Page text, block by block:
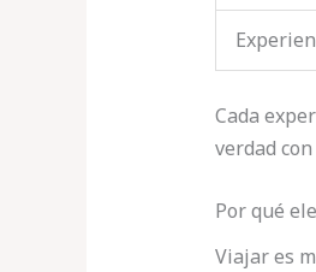
Cada
verdad
Por qué
Viajar es